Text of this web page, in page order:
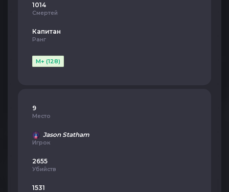
1014
Смертей
Капитан
Ранг
M+ (128)
9
Место
Jason Statham
Игрок
2655
Убийств
1531